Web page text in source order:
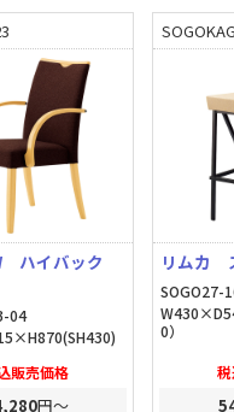
ハイバック
04
販売価格
円～
リムカ
SOGO27-
0）